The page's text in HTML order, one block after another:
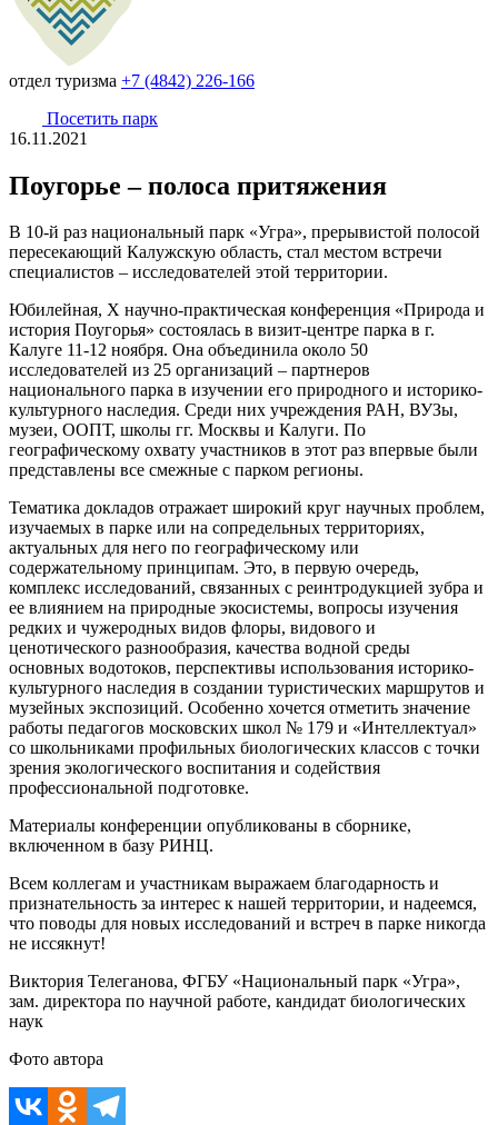
отдел туризма +7 (4842) 226-166
Посетить парк
16.11.2021
Поугорье – полоса притяжения
В 10-й раз национальный парк «Угра», прерывистой полосой
пересекающий Калужскую область, стал местом встречи
специалистов – исследователей этой территории.
Юбилейная, Х научно-практическая конференция «Природа и
история Поугорья» состоялась в визит-центре парка в г.
Калуге 11-12 ноября. Она объединила около 50
исследователей из 25 организаций – партнеров
национального парка в изучении его природного и историко-
культурного наследия. Среди них учреждения РАН, ВУЗы,
музеи, ООПТ, школы гг. Москвы и Калуги. По
географическому охвату участников в этот раз впервые были
представлены все смежные с парком регионы.
Тематика докладов отражает широкий круг научных проблем,
изучаемых в парке или на сопредельных территориях,
актуальных для него по географическому или
содержательному принципам. Это, в первую очередь,
комплекс исследований, связанных с реинтродукцией зубра и
ее влиянием на природные экосистемы, вопросы изучения
редких и чужеродных видов флоры, видового и
ценотического разнообразия, качества водной среды
основных водотоков, перспективы использования историко-
культурного наследия в создании туристических маршрутов и
музейных экспозиций. Особенно хочется отметить значение
работы педагогов московских школ № 179 и «Интеллектуал»
со школьниками профильных биологических классов с точки
зрения экологического воспитания и содействия
профессиональной подготовке.
Материалы конференции опубликованы в сборнике,
включенном в базу РИНЦ.
Всем коллегам и участникам выражаем благодарность и
признательность за интерес к нашей территории, и надеемся,
что поводы для новых исследований и встреч в парке никогда
не иссякнут!
Виктория Телеганова, ФГБУ «Национальный парк «Угра»,
зам. директора по научной работе, кандидат биологических
наук
Фото автора